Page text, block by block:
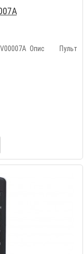
Опис Пульт